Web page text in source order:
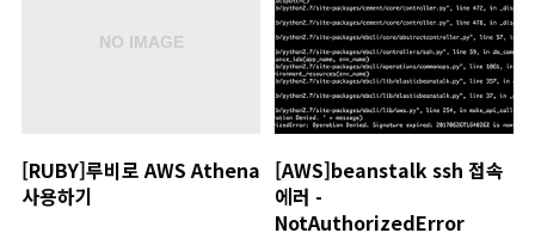
[RUBY]루비로 AWS Athena
사용하기
[AWS]beanstalk ssh 접속
에러 -
NotAuthorizedError